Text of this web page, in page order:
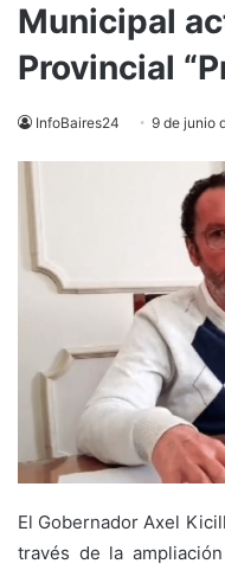
Municipal
Provincial
InfoBaires24 9 de junio
El Gobernador Axel
través de la